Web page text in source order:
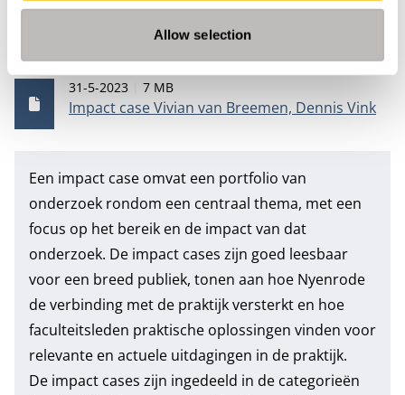
Allow selection
Impact case Vivian van Breemen, Dennis Vink
Publicatiedatum
31-5-2023 Bestandsgrootte
7 MB
Een impact case omvat een portfolio van
onderzoek rondom een centraal thema, met een
focus op het bereik en de impact van dat
onderzoek. De impact cases zijn goed leesbaar
voor een breed publiek, tonen aan hoe Nyenrode
de verbinding met de praktijk versterkt en hoe
faculteitsleden praktische oplossingen vinden voor
relevante en actuele uitdagingen in de praktijk.
De impact cases zijn ingedeeld in de categorieën